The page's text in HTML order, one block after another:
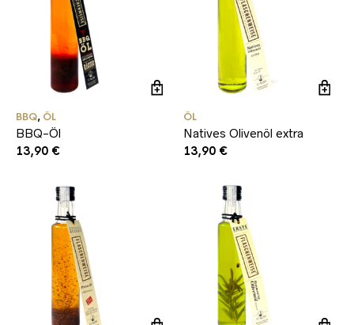
BBQ, ÖL
BBQ-Öl
13,90 €
ÖL
Natives Olivenöl extra
13,90 €